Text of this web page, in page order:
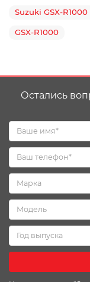
Suzuki GSX-
GSX-R1000
Остались